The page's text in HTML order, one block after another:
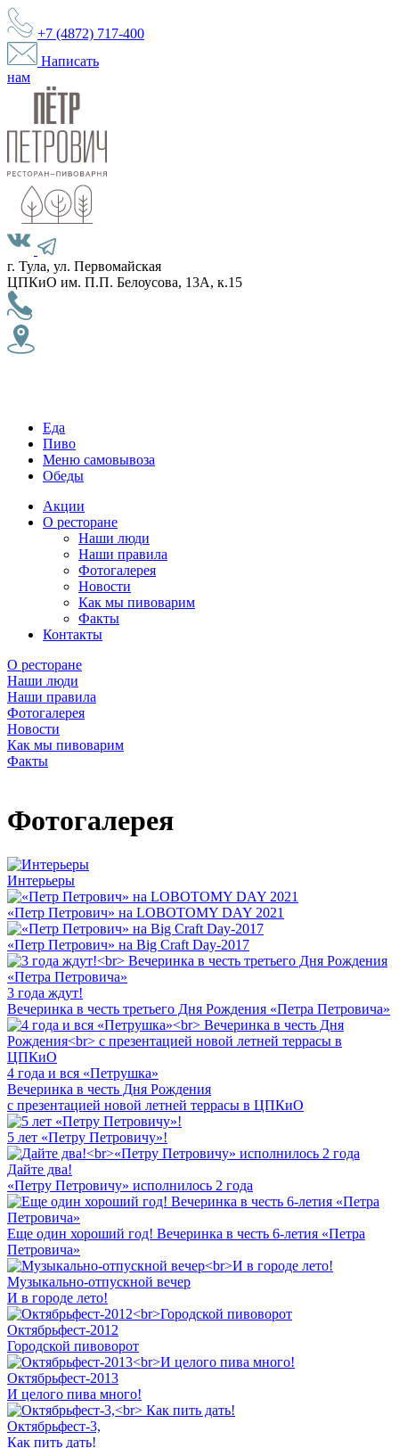
+7 (4872) 717-400
Написать
нам
г. Тула, ул. Первомайская
ЦПКиО им. П.П. Белоусова, 13А, к.15
Еда
Пиво
Меню самовывоза
Обеды
Акции
О ресторане
Наши люди
Наши правила
Фотогалерея
Новости
Как мы пивоварим
Факты
Контакты
О ресторане
Наши люди
Наши правила
Фотогалерея
Новости
Как мы пивоварим
Факты
Фотогалерея
Интерьеры
«Петр Петрович» на LOBOTOMY DAY 2021
«Петр Петрович» на Big Craft Day-2017
3 года ждут!
Вечеринка в честь третьего Дня Рождения «Петра Петровича»
4 года и вся «Петрушка»
Вечеринка в честь Дня Рождения
с презентацией новой летней террасы в ЦПКиО
5 лет «Петру Петровичу»!
Дайте два!
«Петру Петровичу» исполнилось 2 года
Еще один хороший год! Вечеринка в честь 6-летия «Петра
Петровича»
Музыкально-отпускной вечер
И в городе лето!
Октябрьфест-2012
Городской пивоворот
Октябрьфест-2013
И целого пива много!
Октябрьфест-3,
Как пить дать!